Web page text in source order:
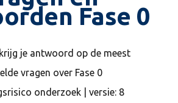
Fase 0
je antwoord op de meest
vragen over Fase 0
onderzoek | versie: 8